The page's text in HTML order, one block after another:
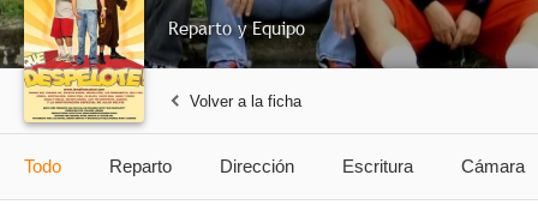
Reparto y Equipo
Volver a la ficha
Todo Reparto Dirección Escritura Cámara